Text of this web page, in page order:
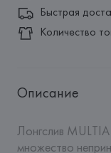
Быстрая
Количество
Описание
Лонгслив
множество